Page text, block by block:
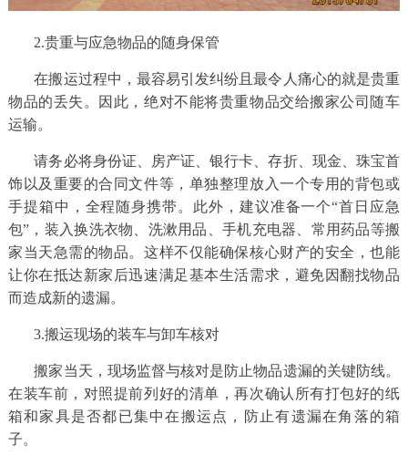
2.贵重与应急物品的随身保管
在搬运过程中，最容易引发纠纷且最令人痛心的就是贵重
物品的丢失。因此，绝对不能将贵重物品交给搬家公司随车
运输。
请务必将身份证、房产证、银行卡、存折、现金、珠宝首
饰以及重要的合同文件等，单独整理放入一个专用的背包或
手提箱中，全程随身携带。此外，建议准备一个“首日应急
包”，装入换洗衣物、洗漱用品、手机充电器、常用药品等搬
家当天急需的物品。这样不仅能确保核心财产的安全，也能
让你在抵达新家后迅速满足基本生活需求，避免因翻找物品
而造成新的遗漏。
3.搬运现场的装车与卸车核对
搬家当天，现场监督与核对是防止物品遗漏的关键防线。
在装车前，对照提前列好的清单，再次确认所有打包好的纸
箱和家具是否都已集中在搬运点，防止有遗漏在角落的箱
子。